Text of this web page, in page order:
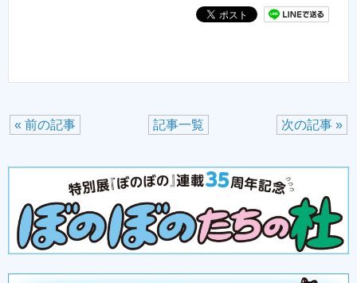
次の記事 »
記事一覧
« 前の記事